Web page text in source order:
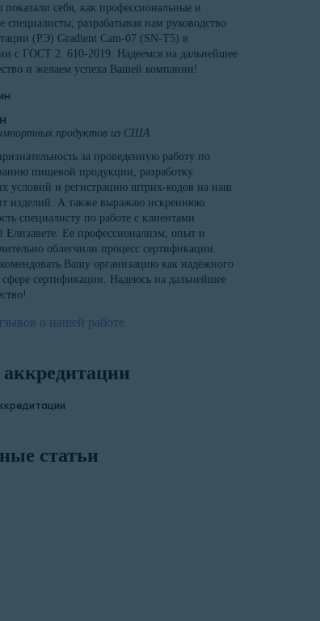
показали себя, как профессиональные и
специалисты, разрабатывая нам руководство
(РЭ) Gradient Cam-07 (SN-T5) в
с ГОСТ 2. 610-2019. Надеемся на дальнейшее
и желаем успеха Вашей компании!
продуктов из США
за проведенную работу по
пищевой продукции, разработку
условий и регистрацию штрих-кодов на наш
изделий. А также выражаю искреннюю
специалисту по работе с клиентами
Елизавете. Ее профессионализм, опыт и
облегчили процесс сертификации.
Вашу организацию как надёжного
сфере сертификации. Надеюсь на дальнейшее
о нашей работе
статьи